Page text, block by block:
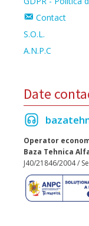
Contact
S.O.L.
A.N.P.C
Date
Operator
Baza Tehnica
J40/21846/2004 /